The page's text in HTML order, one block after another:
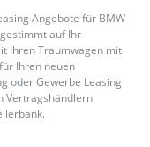
Angebote für BMW
auf Ihr
Ihren Traumwagen mit
Ihren neuen
oder Gewerbe Leasing
Vertragshändlern